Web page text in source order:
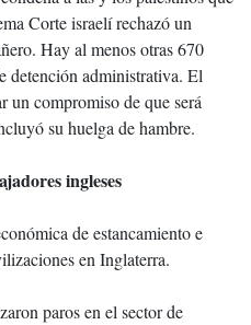
Corte israelí rechazó un
Hay al menos otras 670
detención administrativa. El
un compromiso de que será
su huelga de hambre.
ingleses
de estancamiento e
en Inglaterra.
paros en el sector de